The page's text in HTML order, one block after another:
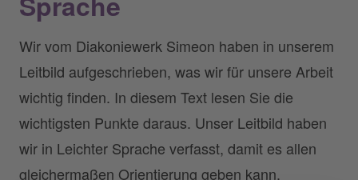
Wir vom Diakoniewerk Simeon haben in unserem
Leitbild aufgeschrieben, was wir für unsere Arbeit
wichtig finden. In diesem Text lesen Sie die
wichtigsten Punkte daraus. Unser Leitbild haben
wir in Leichter Sprache verfasst, damit es allen
gleichermaßen Orientierung geben kann.